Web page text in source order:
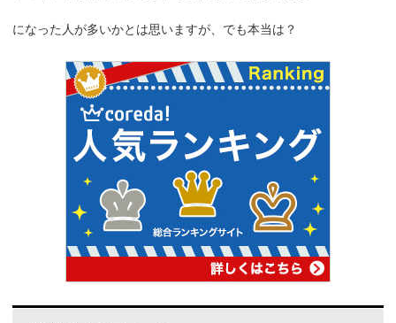
になった人が多いかとは思いますが、でも本当は？